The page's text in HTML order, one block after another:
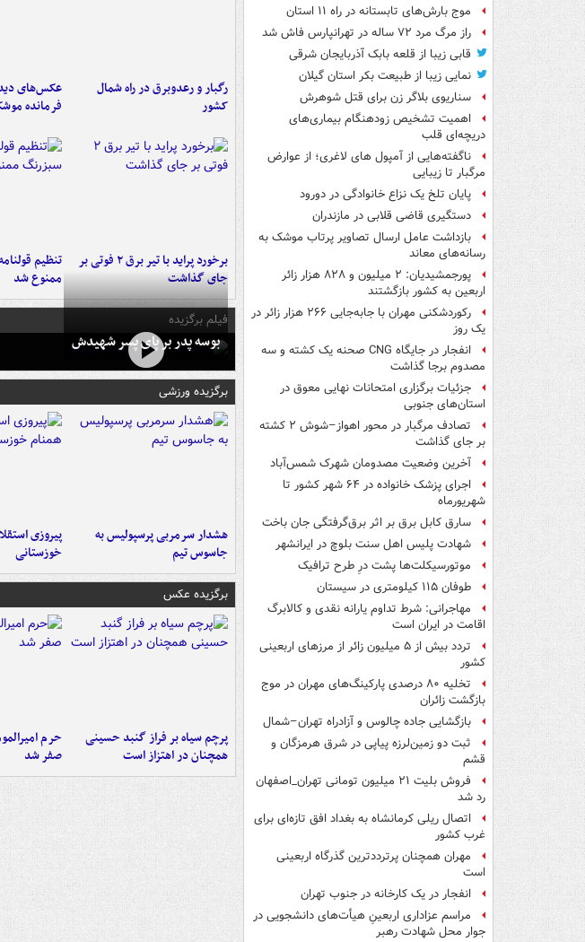
موج بارش‌های تابستانه در راه ۱۱ استان
راز مرگ مرد ۷۲ ساله در تهرانپارس فاش شد
قابی زیبا از قلعه بابک آذربایجان شرقی
نمایی زیبا از طبیعت بکر استان گیلان
سناریوی بلاگر زن برای قتل شوهرش
اهمیت تشخیص زودهنگام بیماری‌های
دریچه‌ای قلب
ناگفته‌هایی از آمپول های لاغری؛ از عوارض
مرگبار تا زیبایی
پایان تلخ یک نزاع خانوادگی در دورود
دستگیری قاضی قلابی در مازندران
بازداشت عامل ارسال تصاویر پرتاب موشک به
رسانه‌های معاند
پورجمشیدیان: ۲ میلیون و ۸۲۸ هزار زائر
اربعین به کشور بازگشتند
رکوردشکنی مهران با جابه‌جایی ۲۶۶ هزار زائر در
یک روز
انفجار در جایگاه CNG صحنه یک کشته و سه
مصدوم برجا گذاشت
جزئیات برگزاری امتحانات نهایی معوق در
استان‌های جنوبی
تصادف مرگبار در محور اهواز–شوش ۲ کشته
بر جای گذاشت
آخرین وضعیت مصدومان شهرک شمس‌آباد
اجرای پزشک خانواده در ۶۴ شهر کشور تا
شهریورماه
سارق کابل برق بر اثر برق‌گرفتگی جان باخت
شهادت پلیس اهل سنت بلوچ در ایرانشهر
موتورسیکلت‌ها پشت درِ طرح ترافیک
طوفان ۱۱۵ کیلومتری در سیستان
مهاجرانی: شرط تداوم یارانه نقدی و کالابرگ
اقامت در ایران است
تردد بیش از ۵ میلیون زائر از مرزهای اربعینی
کشور
تخلیه ۸۰ درصدی پارکینگ‌های مهران در موج
بازگشت زائران
بازگشایی جاده چالوس و آزادراه تهران–شمال
ثبت دو زمین‌لرزه پیاپی در شرق هرمزگان و
قشم
فروش بلیت ۲۱ میلیون تومانی تهران_اصفهان
رد شد
اتصال ریلی کرمانشاه به بغداد افق تازه‌ای برای
غرب کشور
مهران همچنان پرترددترین گذرگاه اربعینی
است
انفجار در یک کارخانه در جنوب تهران
مراسم عزاداری اربعینِ هیأت‌های دانشجویی در
جوار محل شهادت رهبر
رگبار و رعدوبرق در راه شمال
کشور
عکس‌های
فرمانده‌
برخورد پراید با تیر برق ۲ فوتی بر
جای گذاشت
تنظیم
ممنوع شد
فیلم برگزیده
بوسه‌ پدر بر پای پسر شهیدش
برگزیده ورزشی
هشدار سرمربی پرسپولیس به
جاسوس تیم
پیروزی
خوزستانی
برگزیده عکس
پرچم سیاه بر فراز گنبد حسینی
همچنان در اهتزاز است
حرم
صفر شد